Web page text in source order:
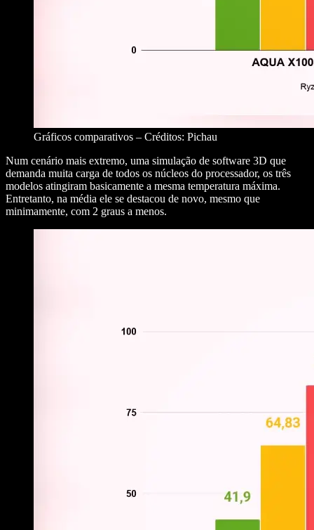
Gráficos comparativos – Créditos: Pichau
Num cenário mais extremo, uma simulação de software 3D que
demanda muita carga de todos os núcleos do processador, os três
modelos atingiram basicamente a mesma temperatura máxima.
Entretanto, na média ele se destacou de novo, mesmo que
minimamente, com 2 graus a menos.